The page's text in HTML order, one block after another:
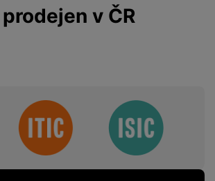
v ČR